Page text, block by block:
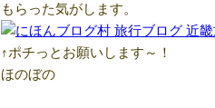
もらった気がします。
↑ポチっとお願いします～！
ほのぼの